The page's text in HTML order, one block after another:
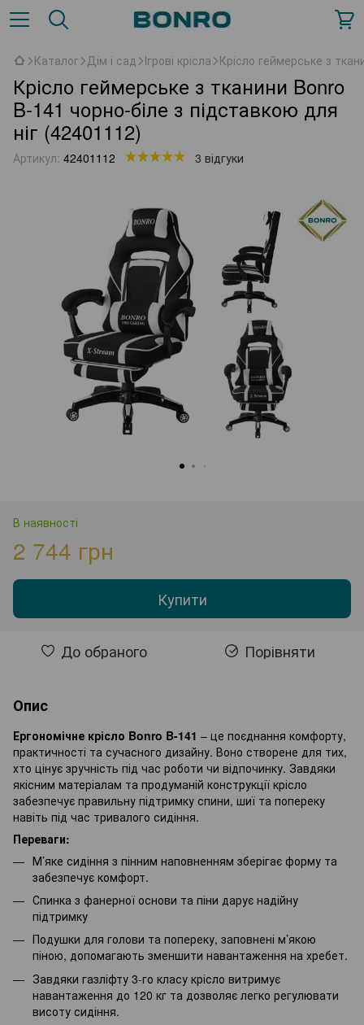
Каталог Дім і сад Ігрові крісла Крісло геймерське з
Крісло геймерське з тканини Bonro
B-141 чорно-біле з підставкою для
ніг (42401112)
Артикул: 42401112 3 відгуки
В наявності
2 744 грн
Купити
До обраного Порівняти
Опис
Ергономічне крісло Bonro B-141 – це поєднання комфорту,
практичності та сучасного дизайну. Воно створене для тих,
хто цінує зручність під час роботи чи відпочинку. Завдяки
якісним матеріалам та продуманій конструкції крісло
забезпечує правильну підтримку спини, шиї та попереку
навіть під час тривалого сидіння.
Переваги:
М’яке сидіння з пінним наповненням зберігає форму та
забезпечує комфорт.
Спинка з фанерної основи та піни дарує надійну
підтримку
Подушки для голови та попереку, заповнені м’якою
піною, допомагають зменшити навантаження на хребет.
Завдяки газліфту 3-го класу крісло витримує
навантаження до 120 кг та дозволяє легко регулювати
висоту сидіння.